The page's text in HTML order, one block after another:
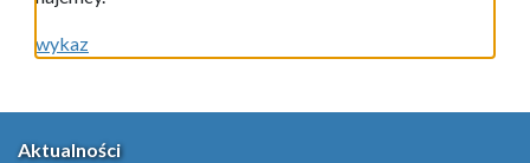
wykaz
Aktualności